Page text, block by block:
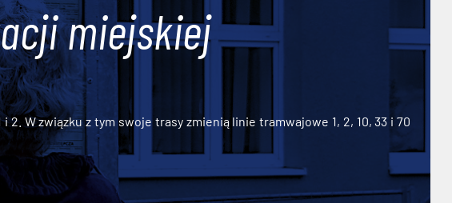
miejskiej
W związku z tym swoje trasy zmienią linie tramwajowe 1, 2, 10, 33 i 70